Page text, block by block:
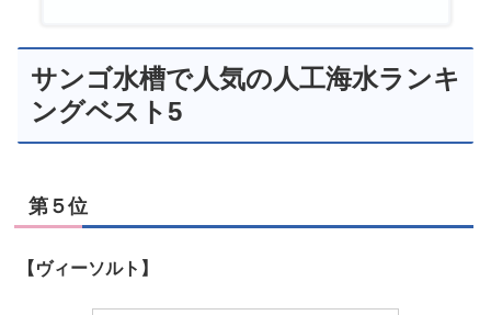
サンゴ水槽で人気の人工海水ランキ
ングベスト5
第５位
【ヴィーソルト】